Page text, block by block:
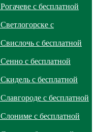
с бесплатной
с
с бесплатной
с бесплатной
с бесплатной
с бесплатной
с бесплатной